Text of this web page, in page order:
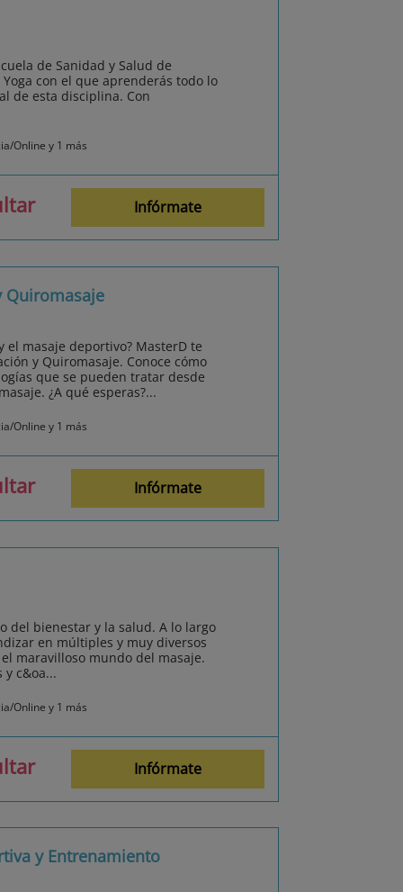
de Sanidad y Salud de
con el que aprenderás todo lo
de esta disciplina. Con
Online y 1 más
Infórmate
Quiromasaje
masaje deportivo? MasterD te
y Quiromasaje. Conoce cómo
que se pueden tratar desde
¿A qué esperas?...
Online y 1 más
Infórmate
del bienestar y la salud. A lo largo
en múltiples y muy diversos
maravilloso mundo del masaje.
c&oa...
Online y 1 más
Infórmate
y Entrenamiento